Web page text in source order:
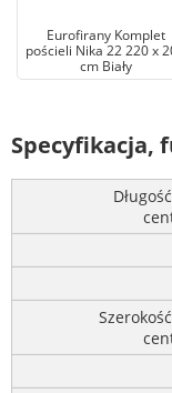
Eurofirany Komplet
pościeli Nika 22 220 x
cm Biały
Specyfikacja,